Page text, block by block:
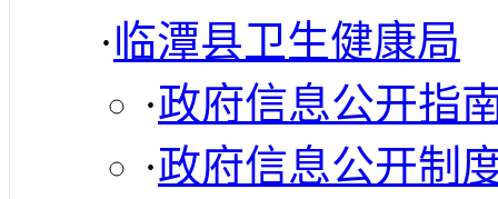
·临潭县卫生健康局
·政府信息公开指
·政府信息公开制